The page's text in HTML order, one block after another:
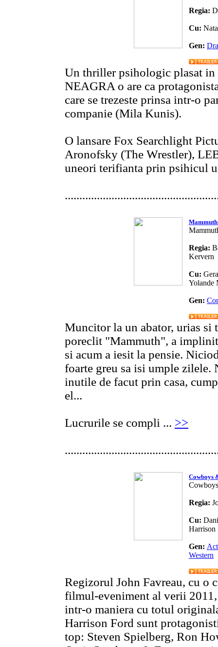
Regia:
Cu:
Gen:
Un thriller psihologic plasat
NEAGRA o are ca
care se trezeste prinsa intr-o
companie (Mila Kunis).
O lansare Fox Searchlight
Aronofsky (The Wrestler),
uneori terifianta prin psihicul
Mammuth
Regia:
Kervern
Cu:
Yolande
Gen:
Muncitor la un abator, urias si
poreclit "Mammuth", a implinit
si acum a iesit la pensie.
foarte greu sa isi umple zilele.
inutile de facut prin casa,
el...
Lucrurile se compli ... >>
Cowboys
Regia:
Cu:
Harrison
Gen:
Western
Regizorul John Favreau, cu o
filmul-eveniment al verii
intr-o maniera cu totul
Harrison Ford sunt
top: Steven Spielberg, Ron